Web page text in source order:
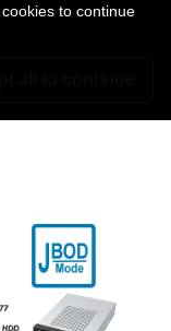
to continue